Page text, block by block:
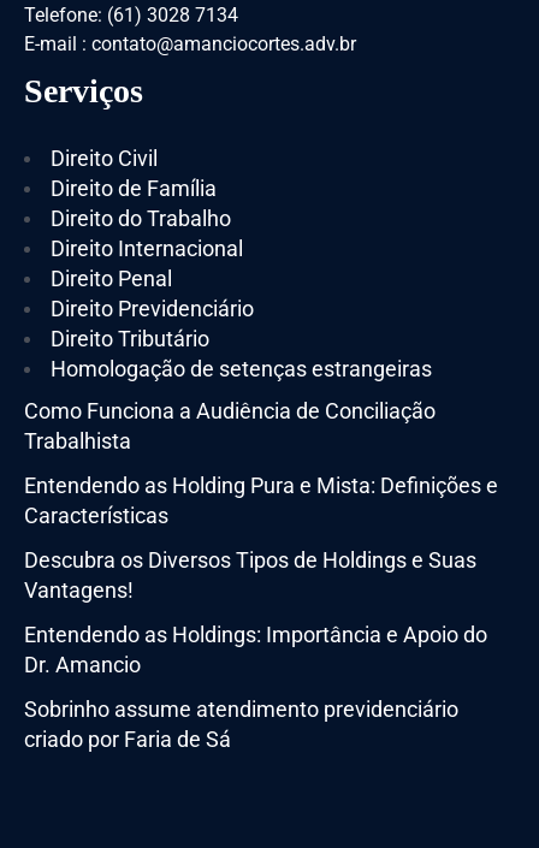
Telefone: (61) 3028 7134
E-mail : contato@amanciocortes.adv.br
Serviços
Direito Civil
Direito de Família
Direito do Trabalho
Direito Internacional
Direito Penal
Direito Previdenciário
Direito Tributário
Homologação de setenças estrangeiras
Como Funciona a Audiência de Conciliação
Trabalhista
Entendendo as Holding Pura e Mista: Definições e
Características
Descubra os Diversos Tipos de Holdings e Suas
Vantagens!
Entendendo as Holdings: Importância e Apoio do
Dr. Amancio
Sobrinho assume atendimento previdenciário
criado por Faria de Sá